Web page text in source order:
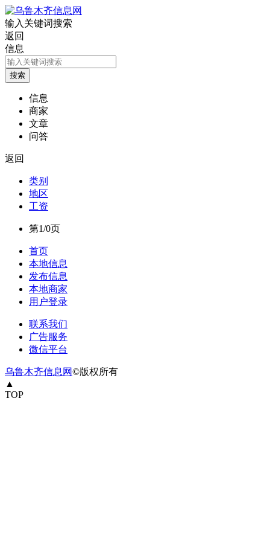
输入关键词搜索
返回
信息
信息
商家
文章
问答
返回
类别
地区
工资
第1/0页
首页
本地信息
发布信息
本地商家
用户登录
联系我们
广告服务
微信平台
乌鲁木齐信息网©版权所有
▲
TOP